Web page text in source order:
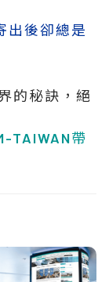
出後卻總是
的秘訣，絕
TAIWAN帶